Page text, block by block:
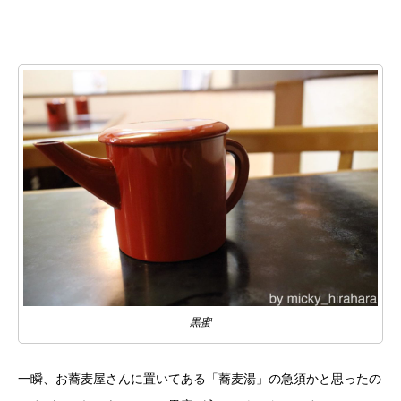
黒蜜
一瞬、お蕎麦屋さんに置いてある「蕎麦湯」の急須かと思ったの